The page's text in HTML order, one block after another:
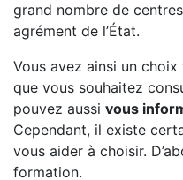
grand nombre de
agrément de l’État.
Vous avez ainsi un
que vous souhaitez
pouvez aussi vous
Cependant, il existe
vous aider à choisir.
formation.